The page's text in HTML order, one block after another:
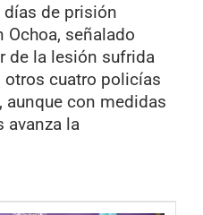
de prisión
Ochoa, señalado
de la lesión sufrida
otros cuatro policías
aunque con medidas
avanza la